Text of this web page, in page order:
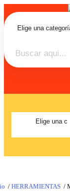
/ HERRAMIENTAS /